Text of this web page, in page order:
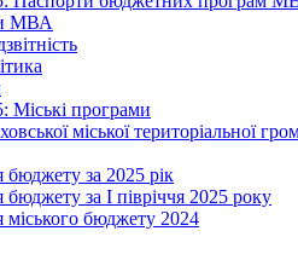
МВА
Міські програми
міської територіальної
за 2025 рік
за І півріччя 2025 року
бюджету 2024